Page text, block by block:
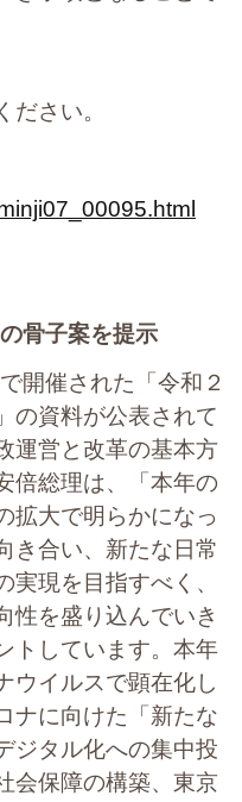
さい。
骨子案を提示
開催された「令和２
の資料が公表されて
運営と改革の基本方
倍総理は、「本年の
拡大で明らかになっ
き合い、新たな日常
実現を目指すべく、
性を盛り込んでいき
トしています。本年
ウイルスで顕在化し
ナに向けた「新たな
ジタル化への集中投
会保障の構築、東京
: 9：00～18：009：00～18：00